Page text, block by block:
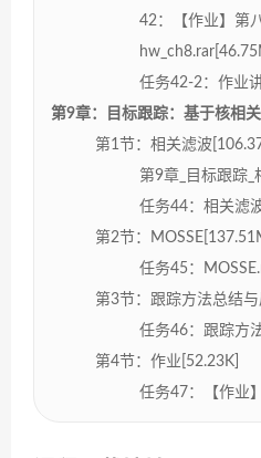
42：【作业】第
任务42-2：作业
第9章：目标跟踪：基于核相
第1节：相关滤波
第9章_目标跟踪_
任务44：相关滤
第2节：
任务45：
第3节：跟踪方法总结与
任务46：跟踪方
第4节：作业[52.23K]
任务47：【作业